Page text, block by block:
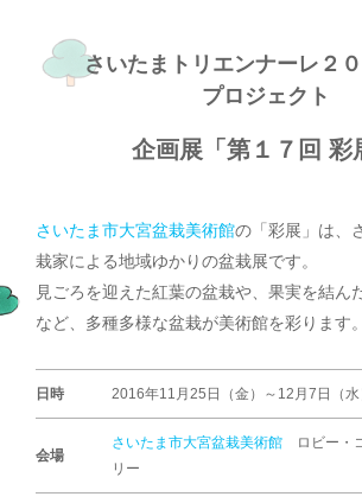
さいたまトリエンナーレ２
プロジェクト
企画展「第１７回 彩
さいたま市大宮盆栽美術館の「彩展」は、
栽家による地域ゆかりの盆栽展です。
見ごろを迎えた紅葉の盆栽や、果実を結ん
など、多種多様な盆栽が美術館を彩ります。
日時 2016年11月25日（金）～12月7日（水
会場
さいたま市大宮盆栽美術館 ロビー・
リー